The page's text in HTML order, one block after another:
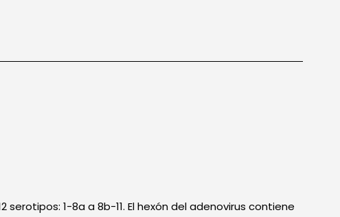
1-8a a 8b-11. El hexón del adenovirus contiene